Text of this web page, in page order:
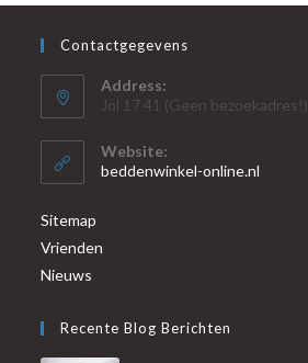
Contactgegevens
Address:
Jol 17 41 (Geen bezoekadres!)
Website:
beddenwinkel-online.nl
Sitemap
Vrienden
Nieuws
Recente Blog Berichten